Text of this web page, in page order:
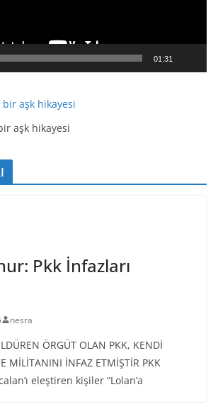
01:31
aşk hikayesi
Pkk İnfazları
nesra
ÖRGÜT OLAN PKK, KENDİ
MİLİTANINI İNFAZ ETMİŞTİR PKK
eleştiren kişiler “Lolan’a